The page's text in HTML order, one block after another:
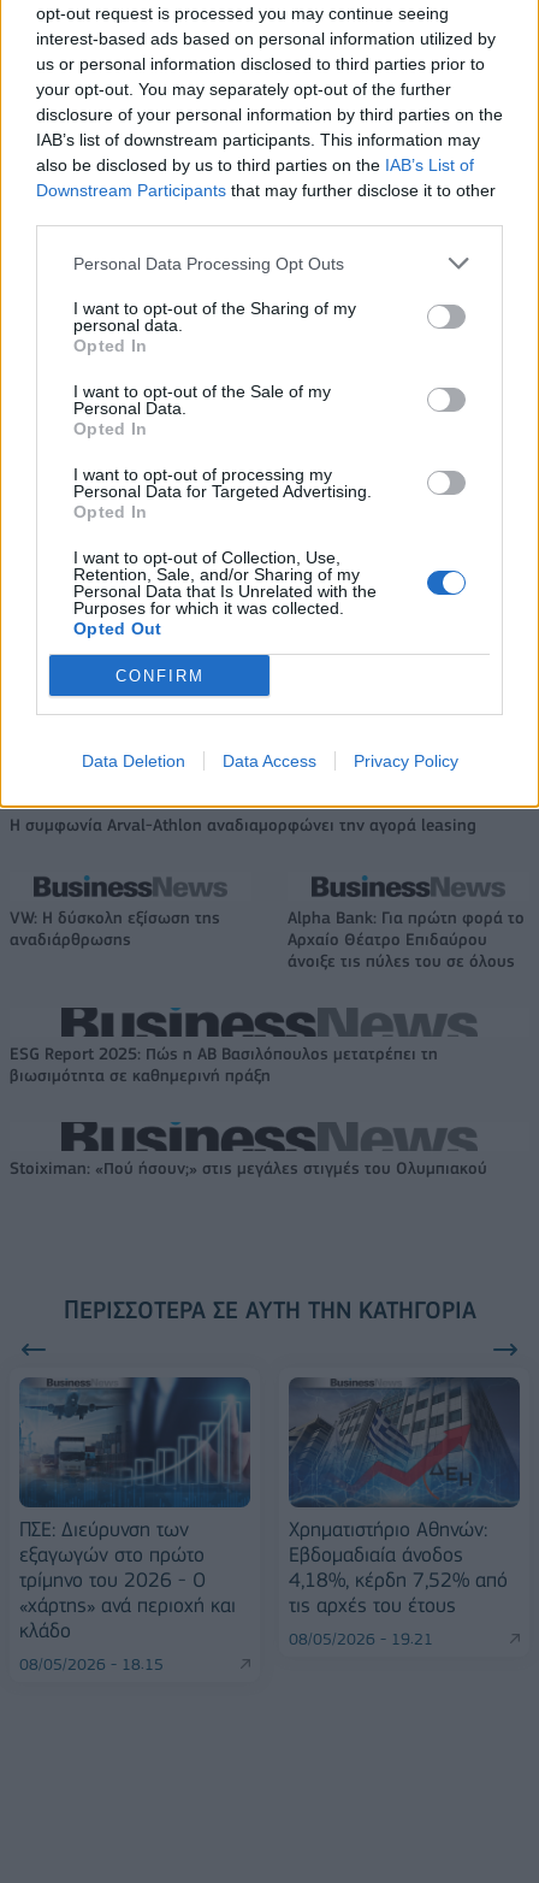
opt-out request is processed you may continue seeing
interest-based ads based on personal information utilized by
us or personal information disclosed to third parties prior to
your opt-out. You may separately opt-out of the further
disclosure of your personal information by third parties on the
IAB’s list of downstream participants. This information may
also be disclosed by us to third parties on the IAB’s List of
Downstream Participants that may further disclose it to other
Personal Data Processing Opt Outs
I want to opt-out of the Sharing of my
personal data.
Opted In
I want to opt-out of the Sale of my
Personal Data.
Opted In
I want to opt-out of processing my
Personal Data for Targeted Advertising.
Opted In
I want to opt-out of Collection, Use,
Retention, Sale, and/or Sharing of my
Personal Data that Is Unrelated with the
Purposes for which it was collected.
Opted Out
CONFIRM
Data Deletion Data Access Privacy Policy
IAB Hellas: Νέα Διοικούσα Επιτροπή και νέο Διοικητικό Συμβούλιο -
Πρόεδρος ο Γαληνός Γιαγλής
Νέο Audi A2 e-tron με στόχο
την κορυφή της
αποδοτικότητας
Η Chery επενδύει 75 εκατ.
δολάρια στην KG Mobility
Εθνική Νεανίδων: Στις 21:00
της Παρασκευής ο
προημιτελικός με τη Λιθουανία
Φίνιξ Σανς: «Έδεσαν» τον
Ντίλον Μπρουκς έως το 2030
Evergood: Άγγιξε τα 300 εκατ. ο τζίρος- Στα 10 εκατ. ευρώ το τίμημα
Όμιλος AKTOR: Εξαγοράζει το
Στρατηγική συνεργασία με τη
προσαρμοσμένο EBITDA στα 1,2
Η συμφωνία Arval-Athlon αναδιαμορφώνει την αγορά leasing
VW: Η δύσκολη εξίσωση της
αναδιάρθρωσης
Alpha Bank: Για πρώτη φορά το
Αρχαίο Θέατρο Επιδαύρου
άνοιξε τις πύλες του σε όλους
ESG Report 2025: Πώς η ΑΒ Βασιλόπουλος μετατρέπει τη
βιωσιμότητα σε καθημερινή πράξη
Stoiximan: «Πού ήσουν;» στις μεγάλες στιγμές του Ολυμπιακού
ΠΕΡΙΣΣΌΤΕΡΑ ΣΕ ΑΥΤΉ ΤΗΝ ΚΑΤΗΓΟΡΊΑ
ΠΣΕ: Διεύρυνση των
εξαγωγών στο πρώτο
τρίμηνο του 2026 - O
«χάρτης» ανά περιοχή και
κλάδο
08/05/2026 - 18:15
Χρηματιστήριο Αθηνών:
Εβδομαδιαία άνοδος
4,18%, κέρδη 7,52% από
τις αρχές του έτους
08/05/2026 - 19:21